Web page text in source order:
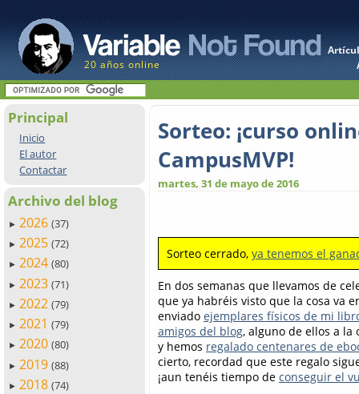
20 años online
Principal
Inicio
El autor
Contactar
Archivo del blog
► 2026 (37)
► 2025 (72)
► 2024 (80)
► 2023 (71)
► 2022 (79)
► 2021 (79)
► 2020 (80)
► 2019 (88)
► 2018 (74)
Sorteo: ¡curso
CampusMVP!
martes, 31 de mayo de 2016
Sorteo cerrado, ya tenemos el
En dos semanas que llevamos de
que ya habréis visto que la cosa va
enviado ejemplares físicos de mi
amigos del blog, alguno de ellos a
y hemos regalado centenares de
cierto, recordad que este regalo
¡aun tenéis tiempo de conseguir el